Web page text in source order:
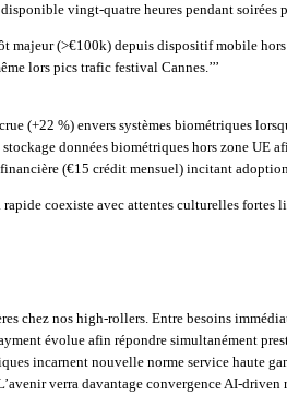
vingt‑quatre heures pendant
majeur (>€100k) depuis dispositif mobile
lors pics trafic festival Cannes.’’’
(+22 %) envers systèmes biométriques
données biométriques hors zone UE
(€15 crédit mensuel) incitant
coexiste avec attentes culturelles
chez nos high‑rollers. Entre besoins
évolue afin répondre simultanément
incarnent nouvelle norme service
verra davantage convergence